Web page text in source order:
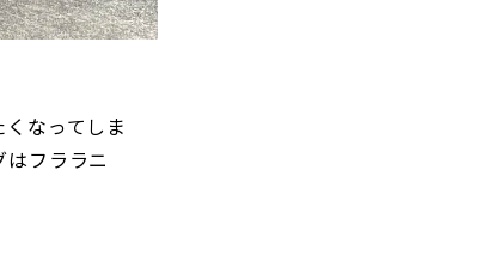
なってしま
フララニ